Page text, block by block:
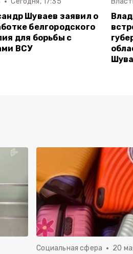
Шуваев заявил о
белгородского
для борьбы с
ВСУ
Социальная сфера 20